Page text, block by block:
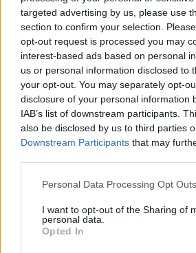
targeted advertising by us, please use
section to confirm your selection.
opt-out request is processed you may
interest-based ads based on personal
us or personal information disclosed to
your opt-out. You may separately opt-
disclosure of your personal information
IAB’s list of downstream participants.
also be disclosed by us to third parties
Downstream Participants that may
Please note that this website/app uses
not limited to your visit or usage
grant or deny consent to Google and its
use your data for below specified
Personal Data Processing Opt Outs
I want to opt-out of the Sharing of
personal data.
Opted In
délután kör, vagyis még három
hátra. A futam 13:55-kor
A Sierra Morena Rally állása a
szakasz után
1. José Antonio Suárez,
(spanyolok), Škoda Fabia RS
2. Iván Ares, Borja Rozada
GR Yaris Rally2, +30.4
3. Giandomenico Basso,
(olaszok), Škoda Fabia RS Rally2,